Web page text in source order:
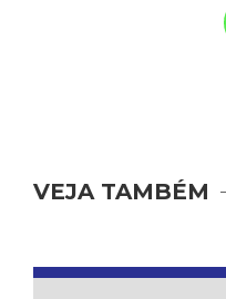
VEJA TAMBÉM